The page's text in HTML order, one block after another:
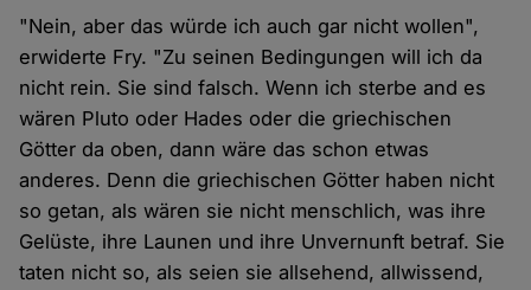
"Nein, aber das würde ich auch gar nicht wollen",
erwiderte Fry. "Zu seinen Bedingungen will ich da
nicht rein. Sie sind falsch. Wenn ich sterbe and es
wären Pluto oder Hades oder die griechischen
Götter da oben, dann wäre das schon etwas
anderes. Denn die griechischen Götter haben nicht
so getan, als wären sie nicht menschlich, was ihre
Gelüste, ihre Launen und ihre Unvernunft betraf. Sie
taten nicht so, als seien sie allsehend, allwissend,